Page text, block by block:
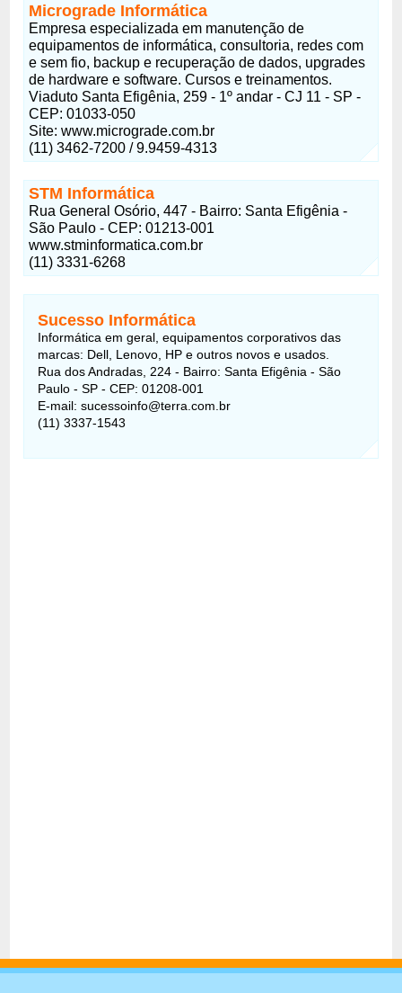
Micrograde Informática
Empresa especializada em manutenção de
equipamentos de informática, consultoria, redes com
e sem fio, backup e recuperação de dados, upgrades
de hardware e software. Cursos e treinamentos.
Viaduto Santa Efigênia, 259 - 1º andar - CJ 11 - SP -
CEP: 01033-050
Site: www.micrograde.com.br
(11) 3462-7200 / 9.9459-4313
STM Informática
Rua General Osório, 447 - Bairro: Santa Efigênia -
São Paulo - CEP: 01213-001
www.stminformatica.com.br
(11) 3331-6268
Sucesso Informática
Informática em geral, equipamentos corporativos das
marcas: Dell, Lenovo, HP e outros novos e usados.
Rua dos Andradas, 224 - Bairro: Santa Efigênia - São
Paulo - SP - CEP: 01208-001
E-mail: sucessoinfo@terra.com.br
(11) 3337-1543